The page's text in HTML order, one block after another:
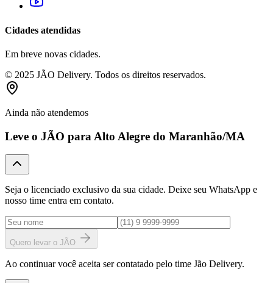
Cidades atendidas
Em breve novas cidades.
© 2025 JÃO Delivery. Todos os direitos reservados.
Ainda não atendemos
Leve o JÃO para Alto Alegre do Maranhão/MA
Seja o licenciado exclusivo da sua cidade. Deixe seu WhatsApp e
nosso time entra em contato.
Quero levar o JÃO
Ao continuar você aceita ser contatado pelo time Jão Delivery.